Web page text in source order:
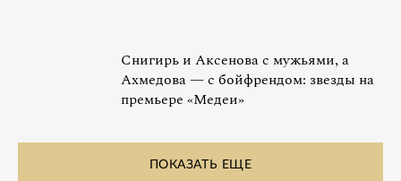
Снигирь и Аксенова с мужьями, а
Ахмедова — с бойфрендом: звезды на
премьере «Медеи»
ПОКАЗАТЬ ЕЩЕ